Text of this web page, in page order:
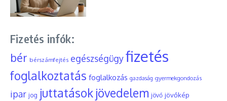
Fizetés infók:
bér bérszámfejtés egészségügyfizetés
foglalkoztatás foglalkozás gazdaság gyermekgondozás
ipar jog juttatások jövedelem jövő jövőkép